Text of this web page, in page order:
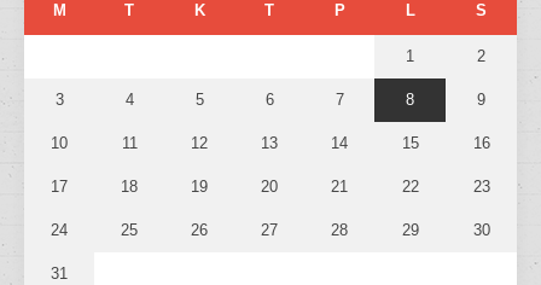
M T K T P L S
1 2
3 4 5 6 7 8 9
10 11 12 13 14 15 16
17 18 19 20 21 22 23
24 25 26 27 28 29 30
31